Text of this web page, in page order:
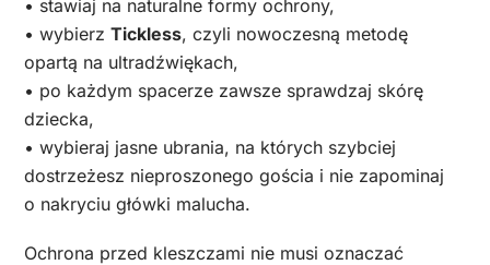
• stawiaj na naturalne formy ochrony,
• wybierz Tickless, czyli nowoczesną metodę
opartą na ultradźwiękach,
• po każdym spacerze zawsze sprawdzaj skórę
dziecka,
• wybieraj jasne ubrania, na których szybciej
dostrzeżesz nieproszonego gościa i nie zapominaj
o nakryciu główki malucha.
Ochrona przed kleszczami nie musi oznaczać